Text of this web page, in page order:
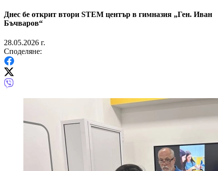
Днес бе открит втори STEM център в гимназия „Ген. Иван
Бъчваров“
28.05.2026 г.
Споделяне: